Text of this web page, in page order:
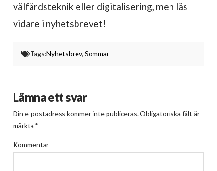
välfärdsteknik eller digitalisering, men läs
vidare i nyhetsbrevet!
Tags:Nyhetsbrev,Sommar
Lämna ett svar
Din e-postadress kommer inte publiceras.Obligatoriska fält är
märkta *
Kommentar